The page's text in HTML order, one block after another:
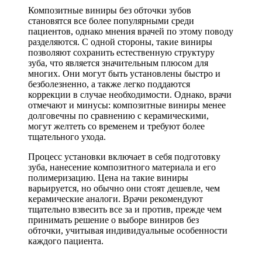
Композитные виниры без обточки зубов
становятся все более популярными среди
пациентов, однако мнения врачей по этому поводу
разделяются. С одной стороны, такие виниры
позволяют сохранить естественную структуру
зуба, что является значительным плюсом для
многих. Они могут быть установлены быстро и
безболезненно, а также легко поддаются
коррекции в случае необходимости. Однако, врачи
отмечают и минусы: композитные виниры менее
долговечны по сравнению с керамическими,
могут желтеть со временем и требуют более
тщательного ухода.
Процесс установки включает в себя подготовку
зуба, нанесение композитного материала и его
полимеризацию. Цена на такие виниры
варьируется, но обычно они стоят дешевле, чем
керамические аналоги. Врачи рекомендуют
тщательно взвесить все за и против, прежде чем
принимать решение о выборе виниров без
обточки, учитывая индивидуальные особенности
каждого пациента.